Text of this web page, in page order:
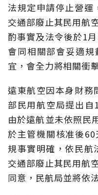
法規定申請停止營
交通部廢止其民用航
酌事實及法令後於1
會同相關部會妥適
宜，會全力將相關衝
遠東航空因本身財務
部民用航空局提出自
由於遠航並未依照民
於主管機關核准後
規事實明確，依民航
交通部廢止其民用航
同意，民航局並將依